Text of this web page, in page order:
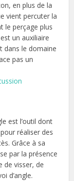
en plus de la
vient percuter la
le perçage plus
un auxiliaire
dans le domaine
pas un
est l’outil dont
réaliser des
Grâce à sa
par la présence
de visser, de
d’angle.